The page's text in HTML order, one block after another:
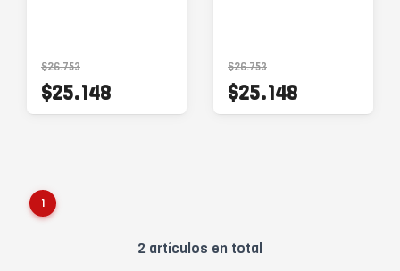
$26.753
$25.148
$26.753
$25.148
1
2 artículos en total